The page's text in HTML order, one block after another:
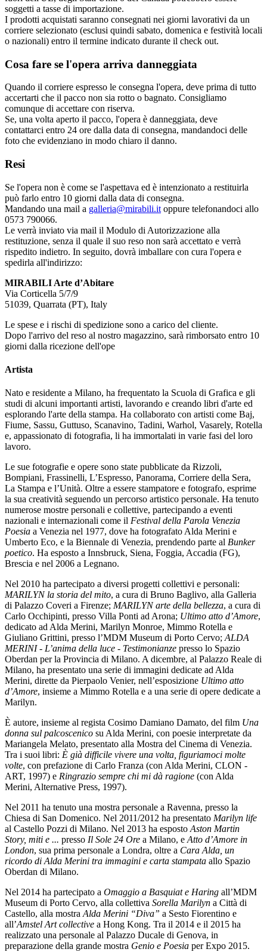
soggetti a tasse di importazione.
I prodotti acquistati saranno consegnati nei giorni lavorativi da un
corriere selezionato (esclusi quindi sabato, domenica e festività locali
o nazionali) entro il termine indicato durante il check out.
Cosa fare se l'opera arriva danneggiata
Quando il corriere espresso le consegna l'opera, deve prima di tutto
accertarti che il pacco non sia rotto o bagnato. Consigliamo
comunque di accettare con riserva.
Se, una volta aperto il pacco, l'opera è danneggiata, deve
contattarci entro 24 ore dalla data di consegna, mandandoci delle
foto che evidenziano in modo chiaro il danno.
Resi
Se l'opera non è come se l'aspettava ed è intenzionato a restituirla
può farlo entro 10 giorni dalla data di consegna.
Mandando una mail a galleria@mirabili.it oppure telefonandoci allo
0573 790066.
Le verrà inviato via mail il Modulo di Autorizzazione alla
restituzione, senza il quale il suo reso non sarà accettato e verrà
rispedito indietro. In seguito, dovrà imballare con cura l'opera e
spedirla all'indirizzo:
MIRABILI Arte d’Abitare
Via Corticella 5/7/9
51039, Quarrata (PT), Italy
Le spese e i rischi di spedizione sono a carico del cliente.
Dopo l'arrivo del reso al nostro magazzino, sarà rimborsato entro 10
giorni dalla ricezione dell'ope
Artista
Nato e residente a Milano, ha frequentato la Scuola di Grafica e gli
studi di alcuni importanti artisti, lavorando e creando libri d'arte ed
esplorando l'arte della stampa. Ha collaborato con artisti come Baj,
Fiume, Sassu, Guttuso, Scanavino, Tadini, Warhol, Vasarely, Rotella
e, appassionato di fotografia, li ha immortalati in varie fasi del loro
lavoro.
Le sue fotografie e opere sono state pubblicate da Rizzoli,
Bompiani, Frassinelli, L’Espresso, Panorama, Corriere della Sera,
La Stampa e l’Unità. Oltre a essere stampatore e fotografo, esprime
la sua creatività seguendo un percorso artistico personale. Ha tenuto
numerose mostre personali e collettive, partecipando a eventi
nazionali e internazionali come il Festival della Parola Venezia
Poesia a Venezia nel 1977, dove ha fotografato Alda Merini e
Umberto Eco, e la Biennale di Venezia, prendendo parte al Bunker
poetico. Ha esposto a Innsbruck, Siena, Foggia, Accadia (FG),
Brescia e nel 2006 a Legnano.
Nel 2010 ha partecipato a diversi progetti collettivi e personali:
MARILYN la storia del mito, a cura di Bruno Baglivo, alla Galleria
di Palazzo Coveri a Firenze; MARILYN arte della bellezza, a cura di
Carlo Occhipinti, presso Villa Ponti ad Arona; Ultimo atto d’Amore,
dedicato ad Alda Merini, Marilyn Monroe, Mimmo Rotella e
Giuliano Grittini, presso l’MDM Museum di Porto Cervo;ALDA
MERINI - L’anima della luce - Testimonianze presso lo Spazio
Oberdan per la Provincia di Milano. A dicembre, al Palazzo Reale di
Milano, ha presentato una serie di immagini dedicate ad Alda
Merini, dirette da Pierpaolo Venier, nell’esposizione Ultimo atto
d’Amore, insieme a Mimmo Rotella e a una serie di opere dedicate a
Marilyn.
È autore, insieme al regista Cosimo Damiano Damato, del film Una
donna sul palcoscenico su Alda Merini, con poesie interpretate da
Mariangela Melato, presentato alla Mostra del Cinema di Venezia.
Tra i suoi libri: È già difficile vivere una volta, figuriamoci molte
volte, con prefazione di Carlo Franza (con Alda Merini, CLON -
ART, 1997) e Ringrazio sempre chi mi dà ragione (con Alda
Merini, Alternative Press, 1997).
Nel 2011 ha tenuto una mostra personale a Ravenna, presso la
Chiesa di San Domenico. Nel 2011/2012 ha presentato Marilyn life
al Castello Pozzi di Milano. Nel 2013 ha espostoAston Martin
Story, miti e ... presso Il Sole 24 Ore a Milano, eAtto d’Amore in
London, sua prima personale a Londra, oltre a Cara Alda, un
ricordo di Alda Merini tra immagini e carta stampata allo Spazio
Oberdan di Milano.
Nel 2014 ha partecipato a Omaggio a Basquiat e Haring all’MDM
Museum di Porto Cervo, alla collettiva Sorella Marilyn a Città di
Castello, alla mostraAlda Merini “Diva” a Sesto Fiorentino e
all’Amstel Art collective a Hong Kong. Tra il 2014 e il 2015 ha
realizzato una personale al Palazzo Ducale di Genova, in
preparazione della grande mostra Genio e Poesia per Expo 2015.